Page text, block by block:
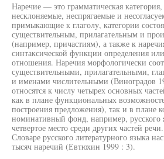
Наречие — это грамматическая
несклоняемые, неспрягаемые и
примыкающие к глаголу, категории
существительным, прилагательным и
(например, причастиям), а также к
синтаксической функции определения
отношения. Наречия морфологически
существительными, прилагательными,
и именами числительными (Виноградов
относятся к числу четырех основных
как в плане функциональных
построения предложения), так и в плане
номинативный фонд, например, русского
четвертое место среди других частей
Словаре русского литературного языка
тысяч наречий (Евтюхин 1999 : 3).